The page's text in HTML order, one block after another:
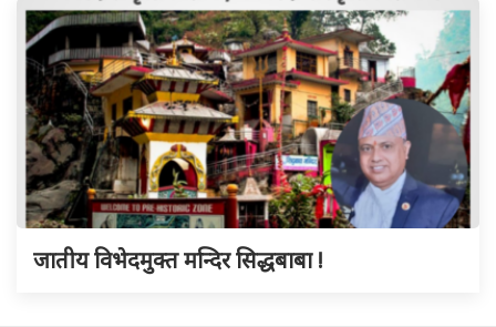
जातीय विभेदमुक्त मन्दिर सिद्धबाबा !